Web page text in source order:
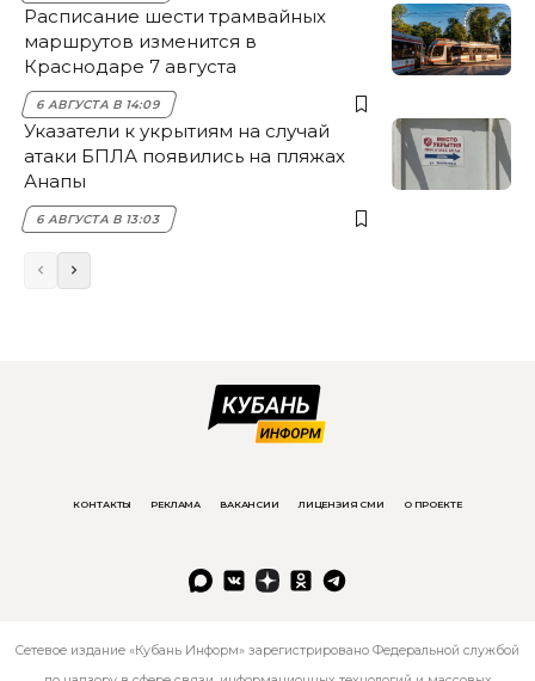
Расписание шести трамвайных
маршрутов изменится в
Краснодаре 7 августа
6 АВГУСТА В 14:09
Указатели к укрытиям на случай
атаки БПЛА появились на пляжах
Анапы
6 АВГУСТА В 13:03
КОНТАКТЫ РЕКЛАМА ВАКАНСИИ ЛИЦЕНЗИЯ СМИ О ПРОЕКТЕ
Сетевое издание «Кубань Информ» зарегистрировано Федеральной службой